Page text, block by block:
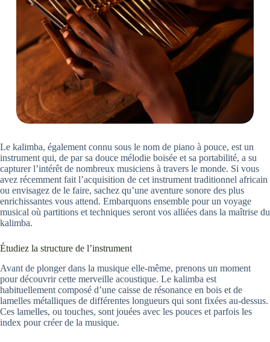
Le kalimba, également connu sous le nom de piano à pouce, est un
instrument qui, de par sa douce mélodie boisée et sa portabilité, a su
capturer l’intérêt de nombreux musiciens à travers le monde. Si vous
avez récemment fait l’acquisition de cet instrument traditionnel africain
ou envisagez de le faire, sachez qu’une aventure sonore des plus
enrichissantes vous attend. Embarquons ensemble pour un voyage
musical où partitions et techniques seront vos alliées dans la maîtrise du
kalimba.
Étudiez la structure de l’instrument
Avant de plonger dans la musique elle-même, prenons un moment
pour découvrir cette merveille acoustique. Le kalimba est
habituellement composé d’une caisse de résonance en bois et de
lamelles métalliques de différentes longueurs qui sont fixées au-dessus.
Ces lamelles, ou touches, sont jouées avec les pouces et parfois les
index pour créer de la musique.